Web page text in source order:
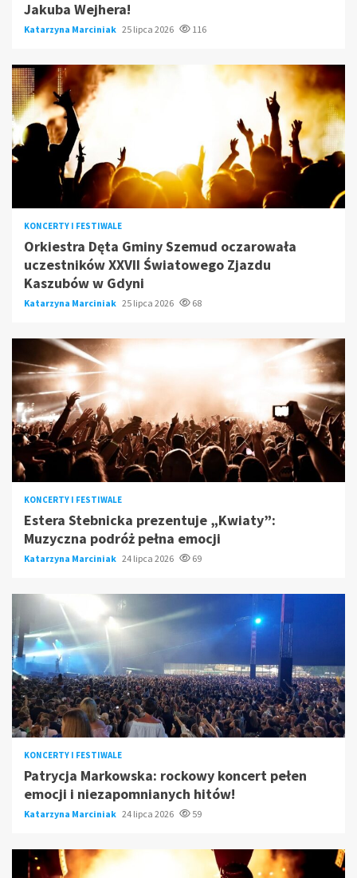
Jakuba Wejhera!
Katarzyna Marciniak 25 lipca 2026 116
KONCERTY I FESTIWALE
Orkiestra Dęta Gminy Szemud oczarowała
uczestników XXVII Światowego Zjazdu
Kaszubów w Gdyni
Katarzyna Marciniak 25 lipca 2026 68
KONCERTY I FESTIWALE
Estera Stebnicka prezentuje „Kwiaty”:
Muzyczna podróż pełna emocji
Katarzyna Marciniak 24 lipca 2026 69
KONCERTY I FESTIWALE
Patrycja Markowska: rockowy koncert pełen
emocji i niezapomnianych hitów!
Katarzyna Marciniak 24 lipca 2026 59